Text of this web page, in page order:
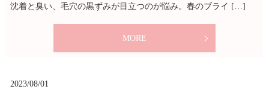
沈着と臭い、毛穴の黒ずみが目立つのが悩み。春のブライ […]
MORE
2023/08/01